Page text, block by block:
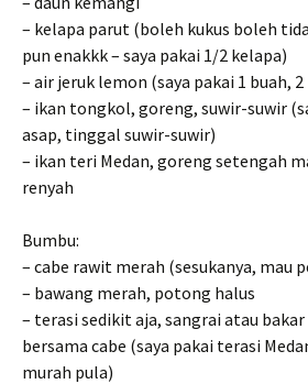
– kelapa parut (boleh kukus boleh
pun enakkk – saya pakai 1/2 kelapa)
– air jeruk lemon (saya pakai 1 buah, 2
– ikan tongkol, goreng, suwir-suwir
asap, tinggal suwir-suwir)
– ikan teri Medan, goreng setengah
renyah
Bumbu:
– cabe rawit merah (sesukanya, mau
– bawang merah, potong halus
– terasi sedikit aja, sangrai atau
bersama cabe (saya pakai terasi
murah pula)